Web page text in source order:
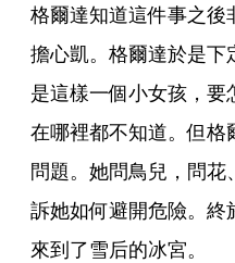
格爾達知道這件事之
擔心凱。格爾達於是
是這樣一個小女孩，
在哪裡都不知道。但
問題。她問鳥兒，問
訴她如何避開危險。
來到了雪后的冰宮。